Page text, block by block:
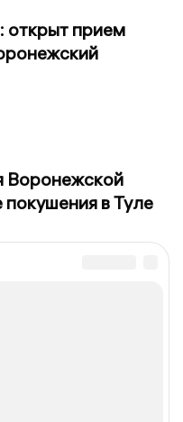
открыт прием
Воронежской
в Туле